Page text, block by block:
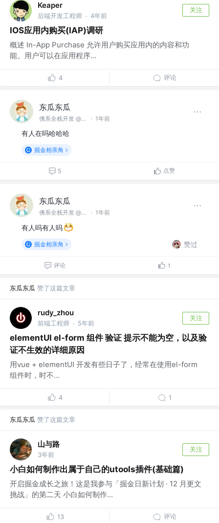
Keaper
后端开发工程师 · 4年前
关注
IOS应用内购买(IAP)调研
概述 In-App Purchase 允许用户购买应用内的内容和功
能。用户可以在应用程序...
4 评论
东瓜东瓜
佛系全栈开发 @TME · 1年前
有人在吗哈哈哈
掘金相亲角
5 点赞
东瓜东瓜
佛系全栈开发 @TME · 1年前
有人吗有人吗
掘金相亲角 赞过
评论 1
东瓜东瓜 赞了这篇文章
rudy_zhou
前端工程师 · 5年前
关注
elementUI el-form 组件 验证 提示不能为空，以及验
证不生效的详细原因
用vue + elementUI 开发有些日子了，经常在使用el-form
组件时，时不...
4 1
东瓜东瓜 赞了这篇文章
山与路
3年前
关注
小白如何制作出属于自己的utools插件(基础篇)
开启掘金成长之旅！这是我参与「掘金日新计划 · 12 月更文
挑战」的第二天 小白如何制作...
13 评论